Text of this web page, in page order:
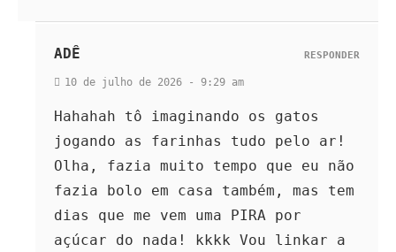
ADÊ
10 de julho de 2026 - 9:29 am
Hahahah tô imaginando os gatos
jogando as farinhas tudo pelo ar!
Olha, fazia muito tempo que eu não
fazia bolo em casa também, mas tem
dias que me vem uma PIRA por
açúcar do nada! kkkk Vou linkar a
RESPONDER